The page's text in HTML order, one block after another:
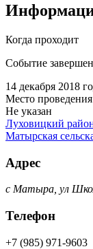
Когда проходит
Событие
14 декабря 2018
Место проведения
Не указан
Луховицкий
Матырская
Адрес
с Матыра, ул
Телефон
+7 (985) 971-9603